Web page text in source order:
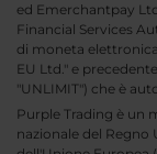
ed Emerchantpay
Financial Services
di moneta
EU Ltd." e
"UNLIMIT") che è
Purple Trading è un
nazionale del Regno